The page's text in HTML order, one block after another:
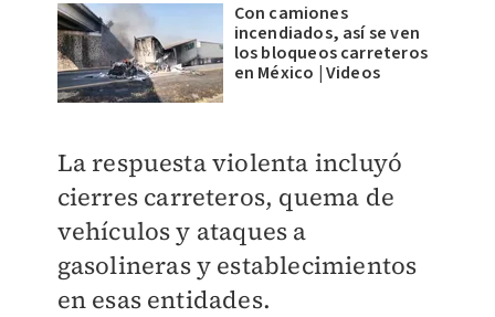
Con camiones
incendiados, así se ven
los bloqueos carreteros
en México | Videos
La respuesta violenta incluyó
cierres carreteros, quema de
vehículos y ataques a
gasolineras y establecimientos
en esas entidades.